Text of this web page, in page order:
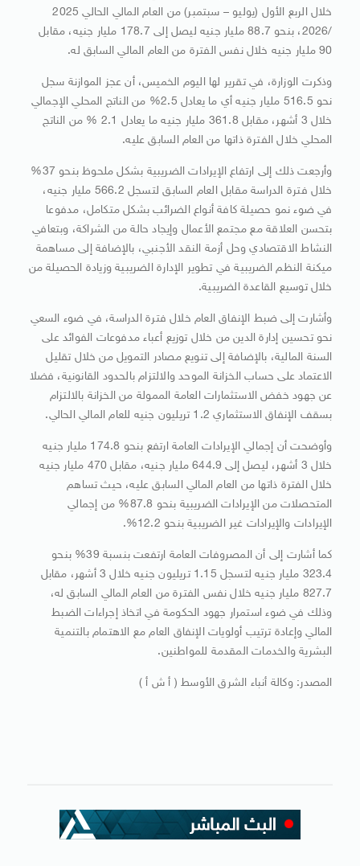
خلال الربع الأول (يوليو – سبتمبر) من العام المالي الحالي 2025
/2026، بنحو 88.7 مليار جنيه ليصل إلى 178.7 مليار جنيه، مقابل
90 مليار جنيه خلال نفس الفترة من العام المالي السابق له.
وذكرت الوزارة، في تقرير لها اليوم الخميس، أن عجز الموازنة سجل
نحو 516.5 مليار جنيه أي ما يعادل 2.5% من الناتج المحلي الإجمالي
خلال 3 أشهر، مقابل 361.8 مليار جنيه ما يعادل 2.1 % من الناتج
المحلي خلال الفترة ذاتها من العام السابق عليه.
وأرجعت ذلك إلى ارتفاع الإيرادات الضريبية بشكل ملحوظ بنحو 37%
خلال فترة الدراسة مقابل العام السابق لتسجل 566.2 مليار جنيه،
في ضوء نمو حصيلة كافة أنواع الضرائب بشكل متكامل، مدفوعا
بتحسن العلاقة مع مجتمع الأعمال وإيجاد حالة من الشراكة، وبتعافي
النشاط الاقتصادي وحل أزمة النقد الأجنبي، بالإضافة إلى مساهمة
ميكنة النظم الضريبية في تطوير الإدارة الضريبية وزيادة الحصيلة من
خلال توسيع القاعدة الضريبية.
وأشارت إلى ضبط الإنفاق العام خلال فترة الدراسة، في ضوء السعي
نحو تحسين إدارة الدين من خلال توزيع أعباء مدفوعات الفوائد على
السنة المالية، بالإضافة إلى تنويع مصادر التمويل من خلال تقليل
الاعتماد على حساب الخزانة الموحد والالتزام بالحدود القانونية، فضلا
عن جهود خفض الاستثمارات العامة الممولة من الخزانة بالالتزام
بسقف الإنفاق الاستثماري 1.2 تريليون جنيه للعام المالي الحالي.
وأوضحت أن إجمالي الإيرادات العامة ارتفع بنحو 174.8 مليار جنيه
خلال 3 أشهر، ليصل إلى 644.9 مليار جنيه، مقابل 470 مليار جنيه
خلال الفترة ذاتها من العام المالي السابق عليه، حيث تساهم
المتحصلات من الإيرادات الضريبية بنحو 87.8% من إجمالي
الإيرادات والإيرادات غير الضريبية بنحو 12.2%.
كما أشارت إلى أن المصروفات العامة ارتفعت بنسبة 39% بنحو
323.4 مليار جنيه لتسجل 1.15 تريليون جنيه خلال 3 أشهر، مقابل
827.7 مليار جنيه خلال نفس الفترة من العام المالي السابق له،
وذلك في ضوء استمرار جهود الحكومة في اتخاذ إجراءات الضبط
المالي وإعادة ترتيب أولويات الإنفاق العام مع الاهتمام بالتنمية
البشرية والخدمات المقدمة للمواطنين.
المصدر: وكالة أنباء الشرق الأوسط ( أ ش أ )